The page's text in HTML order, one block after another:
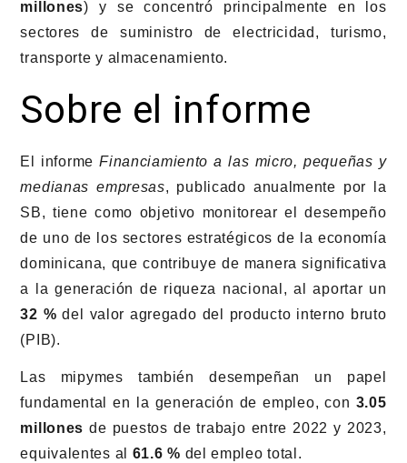
millones) y se concentró principalmente en los
sectores de suministro de electricidad, turismo,
transporte y almacenamiento.
Sobre el informe
El informeFinanciamiento a las micro, pequeñas y
medianas empresas, publicado anualmente por la
SB, tiene como objetivo monitorear el desempeño
de uno de los sectores estratégicos de la economía
dominicana, que contribuye de manera significativa
a la generación de riqueza nacional, al aportar un
32 % del valor agregado del producto interno bruto
(PIB).
Las mipymes también desempeñan un papel
fundamental en la generación de empleo, con 3.05
millones de puestos de trabajo entre 2022 y 2023,
equivalentes al 61.6 % del empleo total.